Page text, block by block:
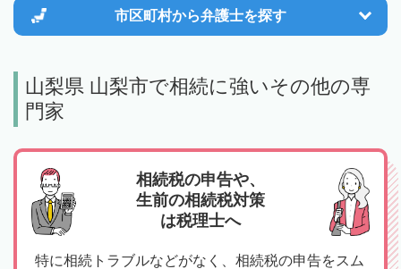
市区町村から弁護士を探す
山梨県 山梨市で相続に強いその他の専
門家
相続税の申告や、
生前の相続税対策
は税理士へ
特に相続トラブルなどがなく、相続税の申告をスム